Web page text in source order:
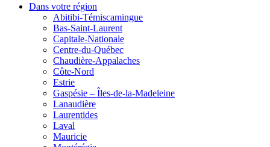
Dans votre région
Abitibi-Témiscamingue
Bas-Saint-Laurent
Capitale-Nationale
Centre-du-Québec
Chaudière-Appalaches
Côte-Nord
Estrie
Gaspésie – Îles-de-la-Madeleine
Lanaudière
Laurentides
Laval
Mauricie